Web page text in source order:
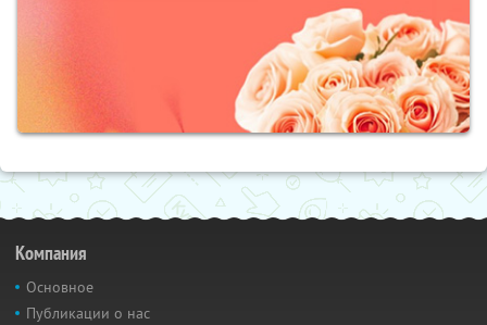
Компания
Основное
Публикации о нас